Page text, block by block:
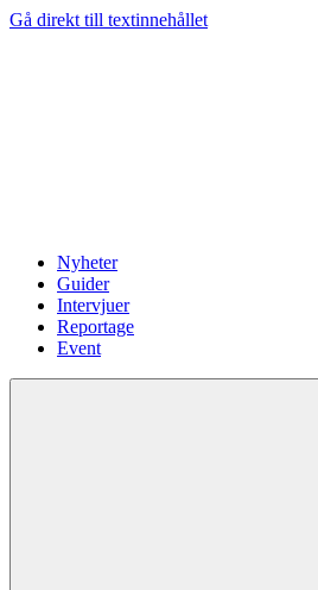
Gå direkt till textinnehållet
Nyheter
Guider
Intervjuer
Reportage
Event